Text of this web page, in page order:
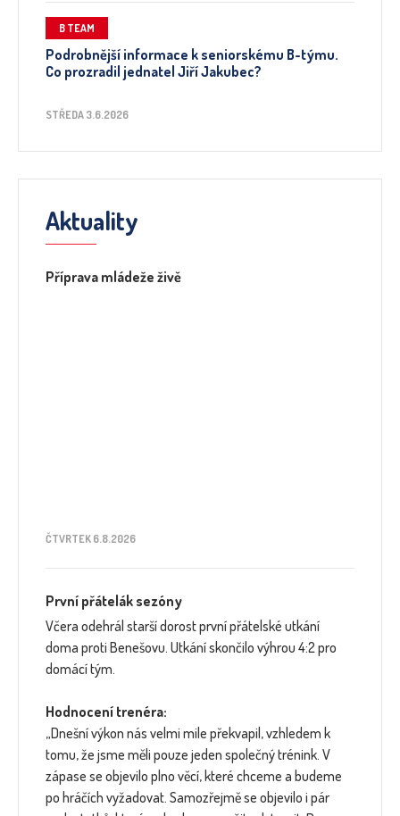
B TEAM
Podrobnější informace k seniorskému B-týmu.
Co prozradil jednatel Jiří Jakubec?
STŘEDA 3.6.2026
Aktuality
Příprava mládeže živě
ČTVRTEK 6.8.2026
První přátelák sezóny
Včera odehrál starší dorost první přátelské utkání
doma proti Benešovu. Utkání skončilo výhrou 4:2 pro
domácí tým.
Hodnocení trenéra:
„Dnešní výkon nás velmi mile překvapil, vzhledem k
tomu, že jsme měli pouze jeden společný trénink. V
zápase se objevilo plno věcí, které chceme a budeme
po hráčích vyžadovat. Samozřejmě se objevilo i pár